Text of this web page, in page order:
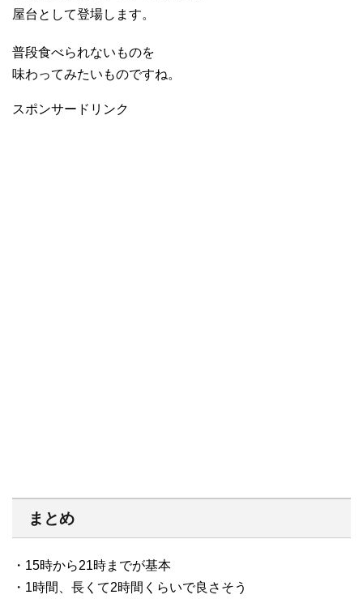
屋台として登場します。
普段食べられないものを
味わってみたいものですね。
スポンサードリンク
まとめ
・15時から21時までが基本
・1時間、長くて2時間くらいで良さそう